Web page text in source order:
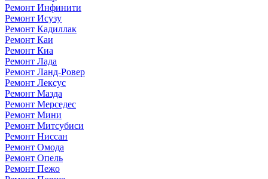
Ремонт Инфинити
Ремонт Исузу
Ремонт Кадиллак
Ремонт Каи
Ремонт Киа
Ремонт Лада
Ремонт Ланд-Ровер
Ремонт Лексус
Ремонт Мазда
Ремонт Мерседес
Ремонт Мини
Ремонт Митсубиси
Ремонт Ниссан
Ремонт Омода
Ремонт Опель
Ремонт Пежо